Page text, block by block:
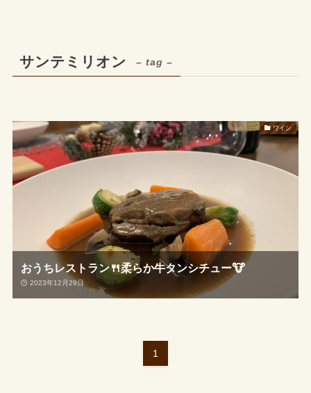
サンテミリオン – tag –
ワイン
おうちレストラン🍴柔らか牛タンシチュー🐮
2023年12月29日
1